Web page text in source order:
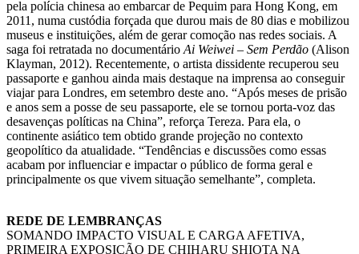
pela polícia chinesa ao embarcar de Pequim para Hong Kong, em
2011, numa custódia forçada que durou mais de 80 dias e mobilizou
museus e instituições, além de gerar comoção nas redes sociais. A
saga foi retratada no documentário Ai Weiwei – Sem Perdão (Alison
Klayman, 2012). Recentemente, o artista dissidente recuperou seu
passaporte e ganhou ainda mais destaque na imprensa ao conseguir
viajar para Londres, em setembro deste ano. “Após meses de prisão
e anos sem a posse de seu passaporte, ele se tornou porta-voz das
desavenças políticas na China”, reforça Tereza. Para ela, o
continente asiático tem obtido grande projeção no contexto
geopolítico da atualidade. “Tendências e discussões como essas
acabam por influenciar e impactar o público de forma geral e
principalmente os que vivem situação semelhante”, completa.
REDE DE LEMBRANÇAS
SOMANDO IMPACTO VISUAL E CARGA AFETIVA,
PRIMEIRA EXPOSIÇÃO DE CHIHARU SHIOTA NA